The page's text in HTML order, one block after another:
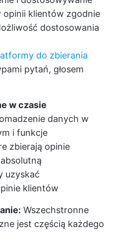
opinii klientów zgodnie
dostosowania
do zbierania
pytań, głosem
w czasie
danych w
i funkcje
zbierają opinie
uzyskać
klientów
Wszechstronne
jest częścią każdego